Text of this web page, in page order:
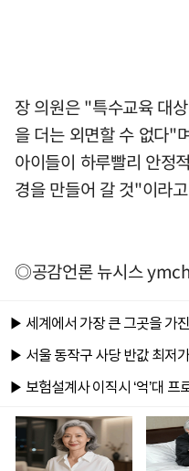
장 의원은 "특수교육 대
을 더는 외면할 수 없다"
아이들이 하루빨리 안정
경을 만들어 갈 것"이라
◎공감언론 뉴시스